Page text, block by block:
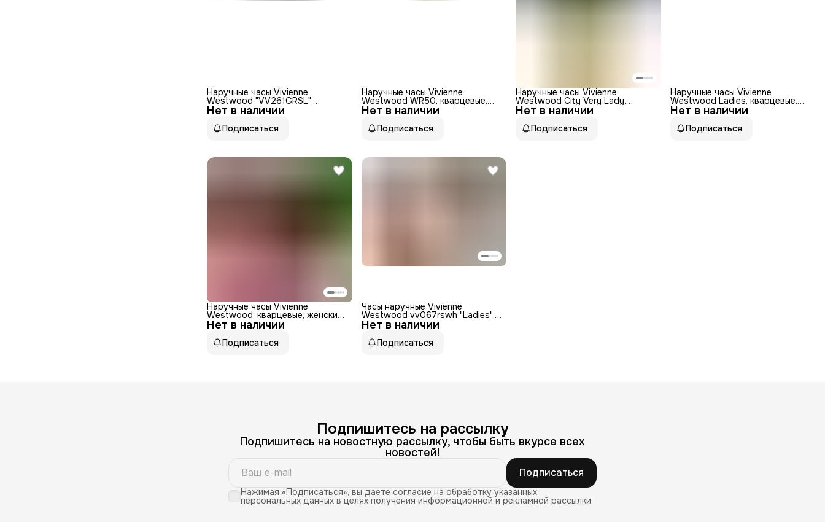
Нет в наличии
Наручные часы Vivienne
Westwood "VV261GRSL",
кварцевые, женские, бесшумный
механизм
Подписаться
Нет в наличии
Наручные часы Vivienne
Westwood WR50, кварцевые,
женские, золотистый циферблат
Подписаться
Нет в наличии
Наручные часы Vivienne
Westwood City Very Lady,
женские, кварцевый механизм,
нерж. сталь
Подписаться
Нет в наличии
Наручные часы Vivienne
Westwood Ladies, кварцевые,
бесшумный механизм,
нержавеющая сталь
Подписаться
Нет в наличии
Наручные часы Vivienne
Westwood, кварцевые, женские,
аналоговый циферблат,
нержавеющая сталь
Подписаться
Нет в наличии
Часы наручные Vivienne
Westwood vv067rswh "Ladies",
кварцевые, керамика, круглый
циферблат
Подписаться
Подпишитесь на рассылку
Подпишитесь на новостную рассылку, чтобы быть вкурсе всех
новостей!
Подписаться
Нажимая «Подписаться», вы даете согласие на обработку указанных
персональных данных в целях получения информационной и рекламной рассылки